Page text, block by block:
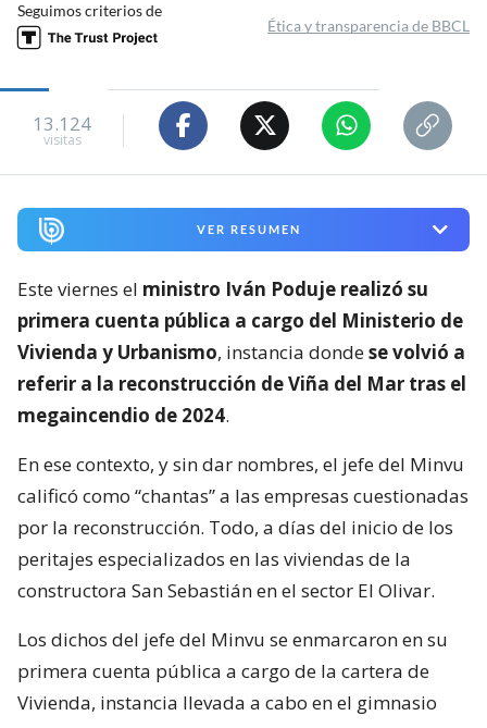
Seguimos criterios de
Ética y transparencia de BBCL
13.124
visitas
VER RESUMEN
Este viernes el ministro Iván Poduje realizó su
primera cuenta pública a cargo del Ministerio de
Vivienda y Urbanismo, instancia dondese volvió a
referir a la reconstrucción de Viña del Mar tras el
megaincendio de 2024.
En ese contexto, y sin dar nombres, el jefe del Minvu
calificó como “chantas” a las empresas cuestionadas
por la reconstrucción. Todo, a días del inicio de los
peritajes especializados en las viviendas de la
constructora San Sebastián en el sector El Olivar.
Los dichos del jefe del Minvu se enmarcaron en su
primera cuenta pública a cargo de la cartera de
Vivienda, instancia llevada a cabo en el gimnasio